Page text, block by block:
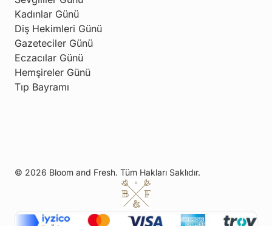
Kadınlar Günü
Diş Hekimleri Günü
Gazeteciler Günü
Eczacılar Günü
Hemşireler Günü
Tıp Bayramı
© 2026 Bloom and Fresh. Tüm Hakları Saklıdır.